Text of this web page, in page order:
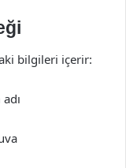
bilgileri içerir: